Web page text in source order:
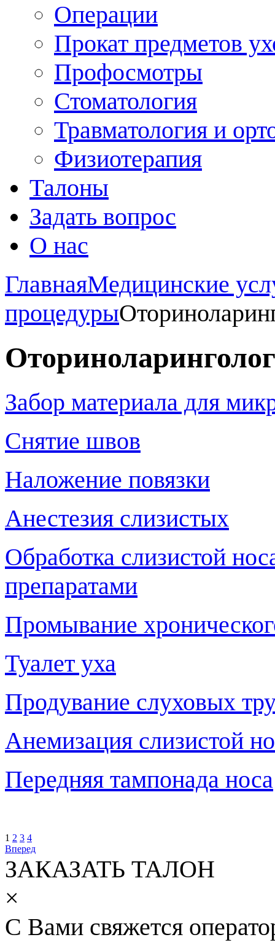
Операции
Прокат предметов
Профосмотры
Стоматология
Травматология и
Физиотерапия
Талоны
Задать вопрос
О нас
ГлавнаяМедицинские
процедуры
Забор материала для
Снятие швов
Наложение повязки
Анестезия слизистых
Обработка слизистой
препаратами
Промывание
Туалет уха
Продувание слуховых
Анемизация слизистой
Передняя тампонада носа
1 2 3 4
Вперед
ЗАКАЗАТЬ ТАЛОН
×
С Вами свяжется